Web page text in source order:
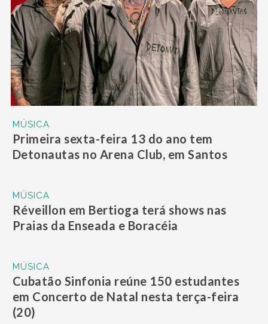
MÚSICA
Primeira sexta-feira 13 do ano tem
Detonautas no Arena Club, em Santos
MÚSICA
Réveillon em Bertioga terá shows nas
Praias da Enseada e Boracéia
MÚSICA
Cubatão Sinfonia reúne 150 estudantes
em Concerto de Natal nesta terça-feira
(20)